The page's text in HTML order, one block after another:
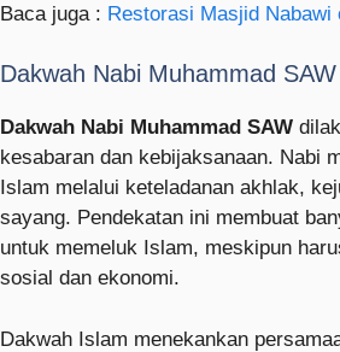
Baca juga : Restorasi Masjid Nabawi
Dakwah Nabi Muhammad SAW
Dakwah Nabi Muhammad SAW
kesabaran dan kebijaksanaan. Nabi
Islam melalui keteladanan akhlak,
sayang. Pendekatan ini membuat
untuk memeluk Islam, meskipun
sosial dan ekonomi.
Dakwah Islam menekankan